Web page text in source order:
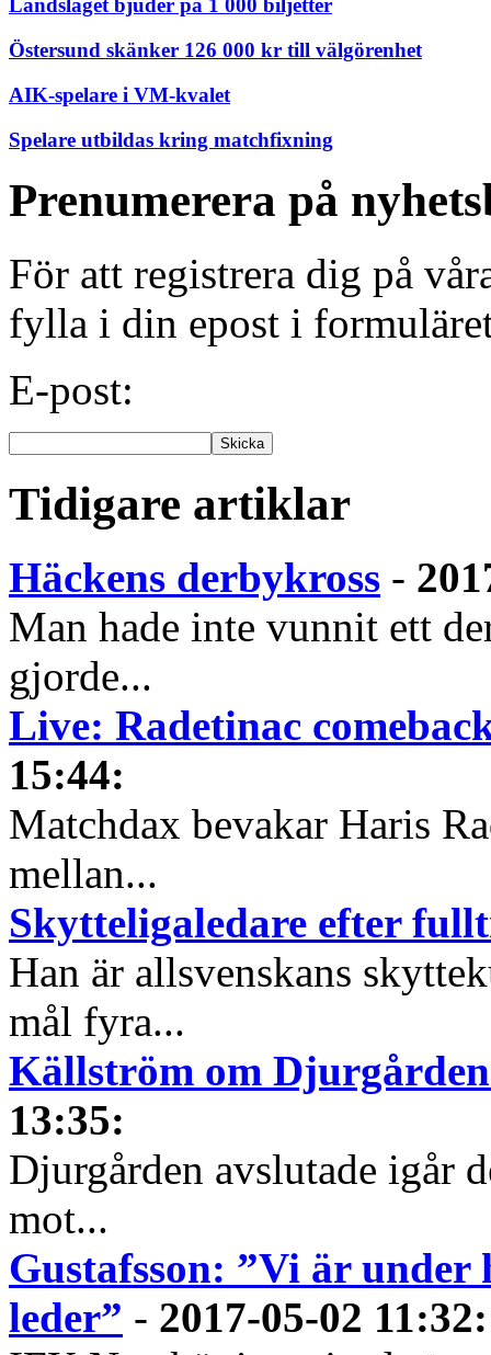
Landslaget bjuder på 1 000 biljetter
Östersund skänker 126 000 kr till välgörenhet
AIK-spelare i VM-kvalet
Spelare utbildas kring matchfixning
Prenumerera på
För att registrera dig på
fylla i din epost i
E-post:
Tidigare artiklar
Häckens derbykross -
Man hade inte vunnit ett
gjorde...
Live: Radetinac
15:44:
Matchdax bevakar Haris
mellan...
Skytteligaledare efter
Han är allsvenskans
mål fyra...
Källström om
13:35:
Djurgården avslutade igår
mot...
Gustafsson: ”Vi är under
leder” - 2017-05-02 11:32: